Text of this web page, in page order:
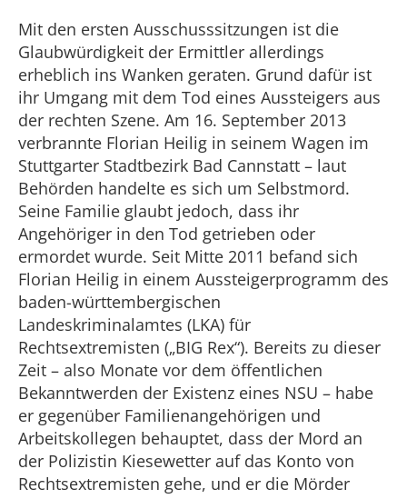
Mit den ersten Ausschusssitzungen ist die
Glaubwürdigkeit der Ermittler allerdings
erheblich ins Wanken geraten. Grund dafür ist
ihr Umgang mit dem Tod eines Aussteigers aus
der rechten Szene. Am 16. September 2013
verbrannte Florian Heilig in seinem Wagen im
Stuttgarter Stadtbezirk Bad Cannstatt – laut
Behörden handelte es sich um Selbstmord.
Seine Familie glaubt jedoch, dass ihr
Angehöriger in den Tod getrieben oder
ermordet wurde. Seit Mitte 2011 befand sich
Florian Heilig in einem Aussteigerprogramm des
baden-württembergischen
Landeskriminalamtes (LKA) für
Rechtsextremisten („BIG Rex“). Bereits zu dieser
Zeit – also Monate vor dem öffentlichen
Bekanntwerden der Existenz eines NSU – habe
er gegenüber Familienangehörigen und
Arbeitskollegen behauptet, dass der Mord an
der Polizistin Kiesewetter auf das Konto von
Rechtsextremisten gehe, und er die Mörder